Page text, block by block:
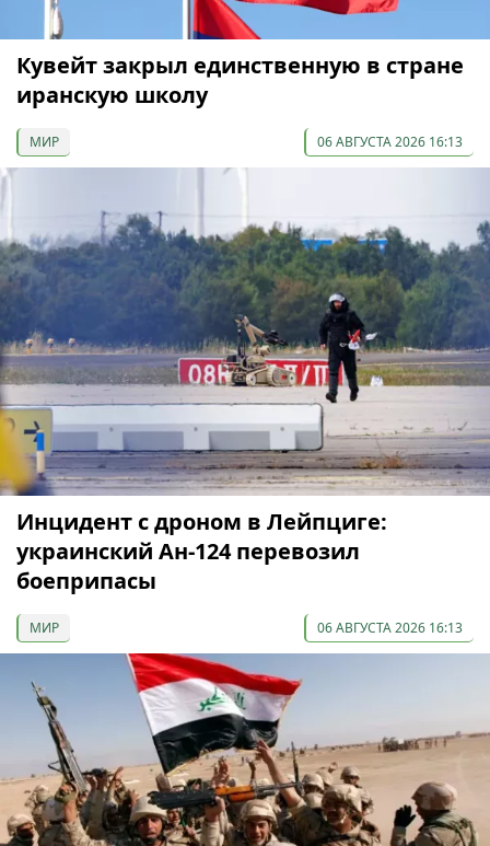
Кувейт закрыл единственную в стране
иранскую школу
МИР 06 АВГУСТА 2026 16:13
Инцидент с дроном в Лейпциге:
украинский Ан-124 перевозил
боеприпасы
МИР 06 АВГУСТА 2026 16:13